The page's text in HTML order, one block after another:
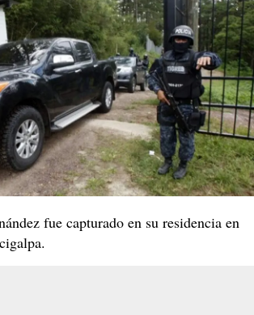
fue capturado en su residencia en